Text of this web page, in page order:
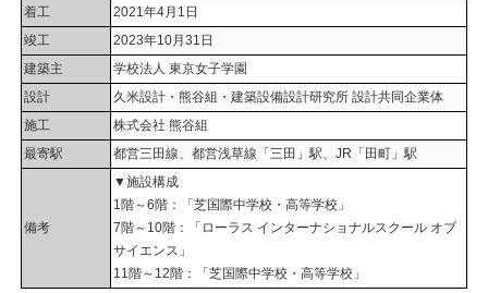
着工
2021年4月1日
竣工
2023年10月31日
建築主
学校法人 東京女子学園
設計
久米設計・熊谷組・建築設備設計研究所 設計共同企業体
施工
株式会社 熊谷組
最寄駅
都営三田線、都営浅草線「三田」駅、JR「田町」駅
備考
▼施設構成
1階～6階：「芝国際中学校・高等学校」
7階～10階：「ローラス インターナショナルスクール オブ
サイエンス」
11階～12階：「芝国際中学校・高等学校」